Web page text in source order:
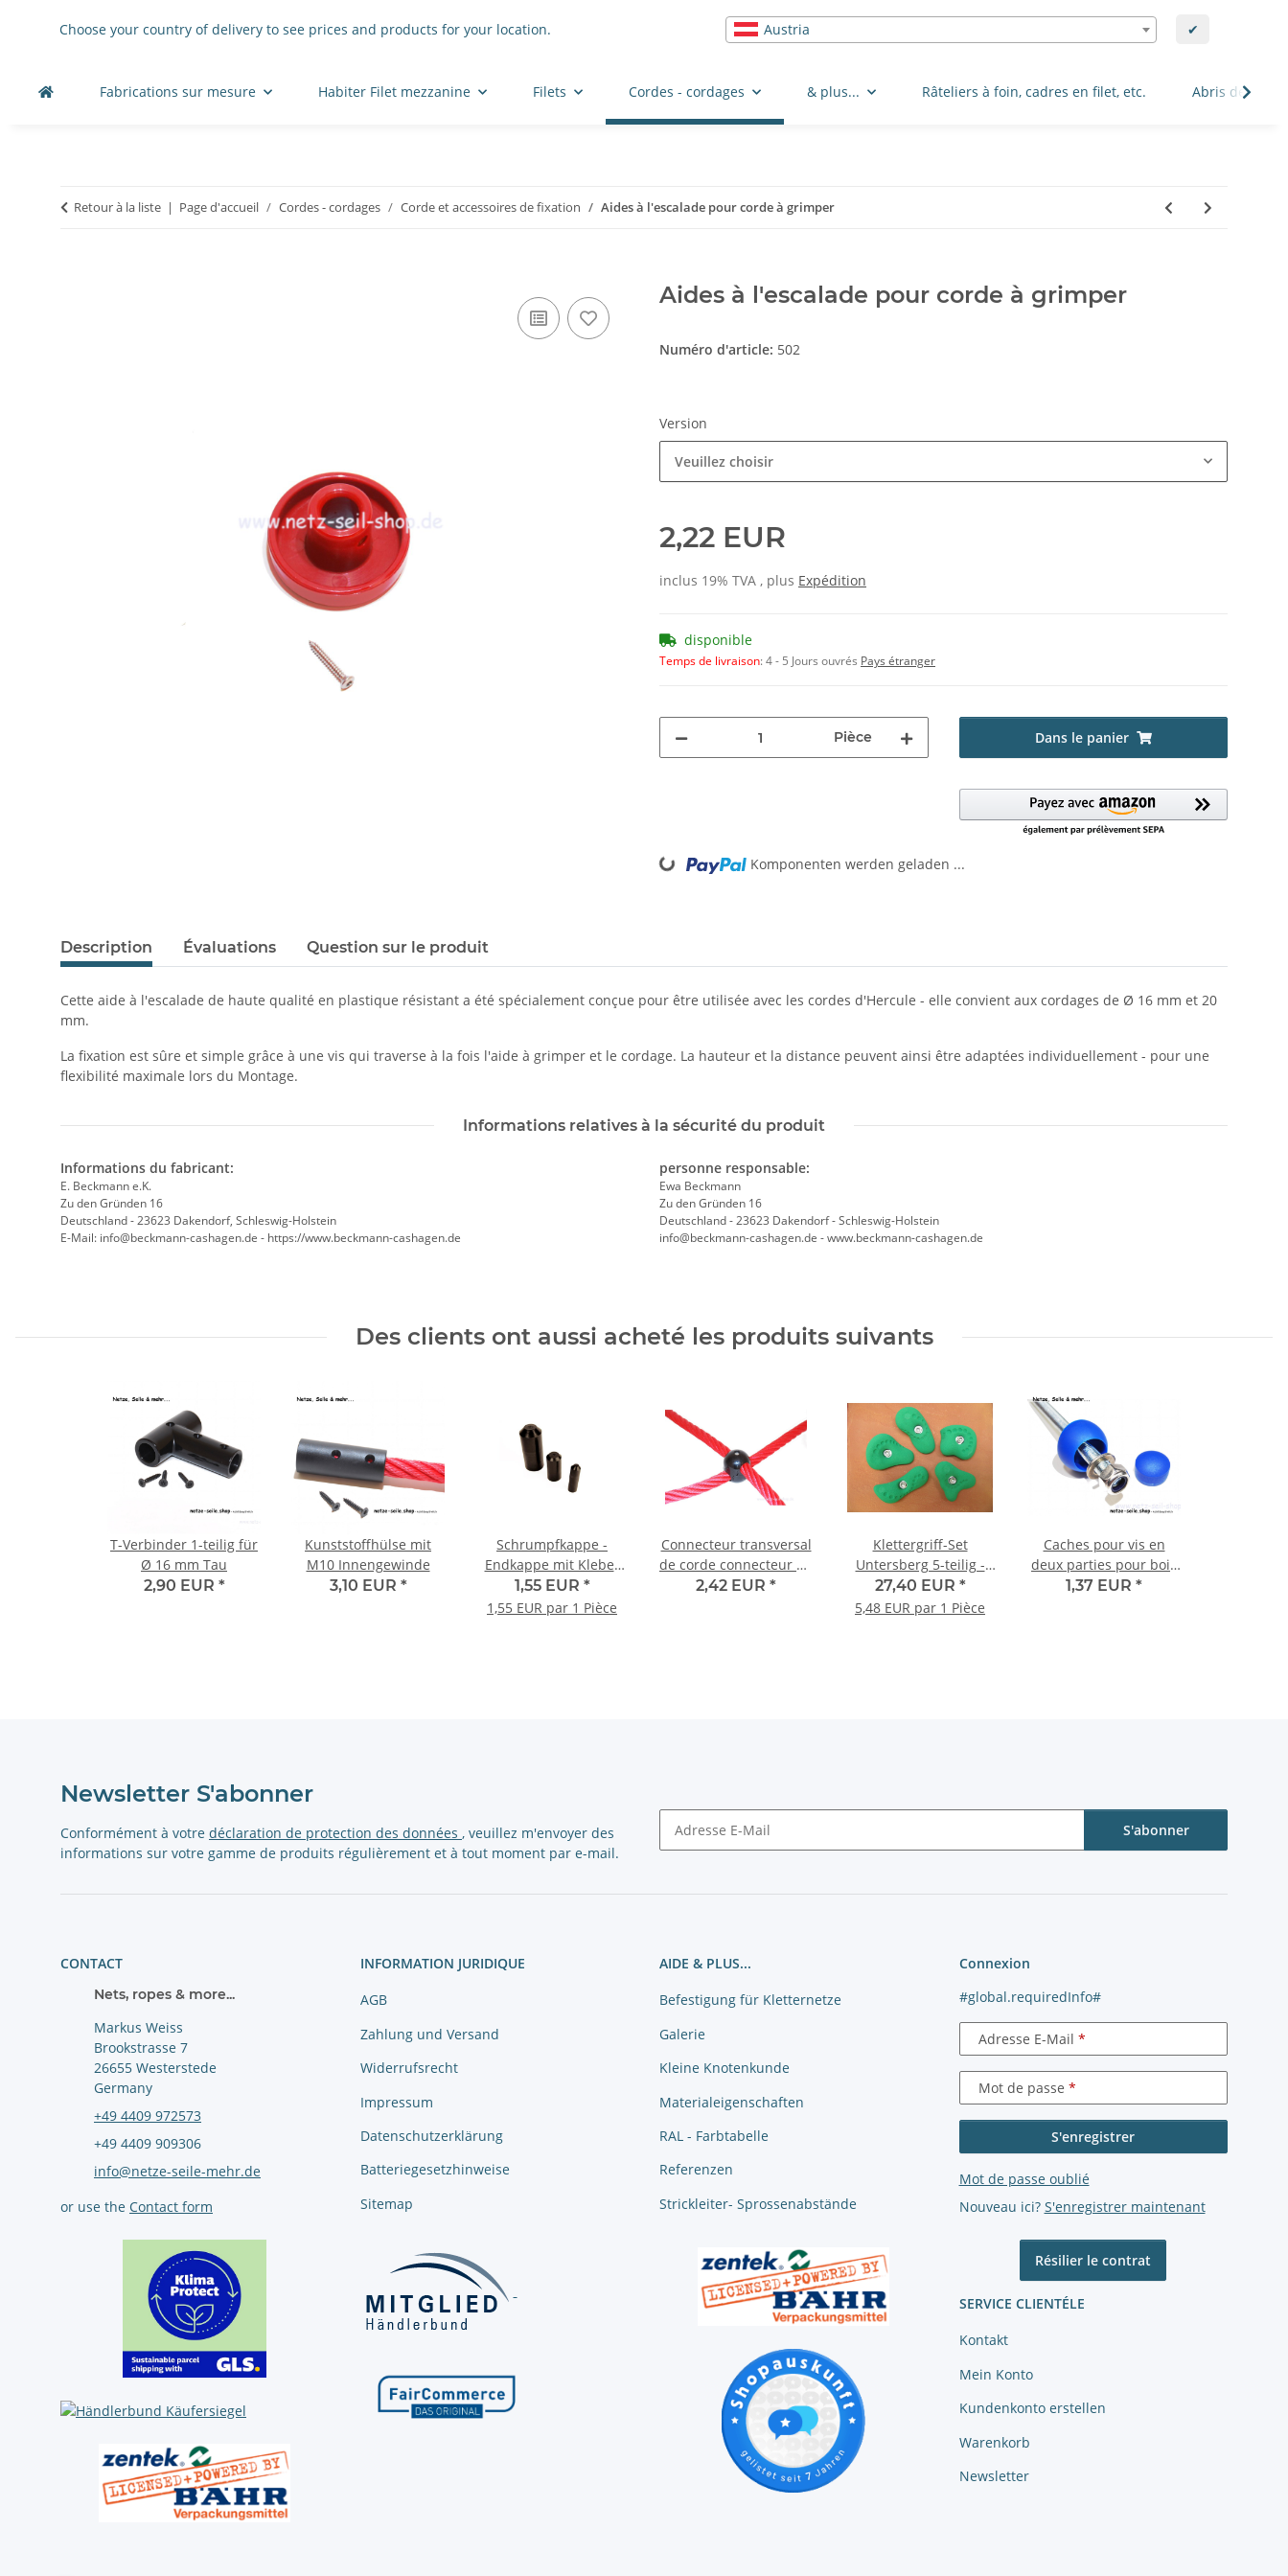
Choose your country of delivery to see prices and products for your location. Austria ✔
Fabrications sur mesure Habiter Filet mezzanine Filets Cordes - cordages & plus... Râteliers à foin, cadres en filet, etc. Abris de
Retour à la liste Page d'accueil Cordes - cordages Corde et accessoires de fixation Aides à l'escalade pour corde à grimper
Aides à l'escalade pour corde à grimper
Numéro d'article: 502
Version
Veuillez choisir
2,22 EUR
inclus 19% TVA , plus Expédition
disponible
Temps de livraison:4 - 5 Jours ouvrés Pays étranger
Pièce Dans le panier
Loading... Komponenten werden geladen ...
Description Évaluations Question sur le produit
Cette aide à l'escalade de haute qualité en plastique résistant a été spécialement conçue pour être utilisée avec les cordes d'Hercule - elle convient aux cordages de Ø 16 mm et 20
mm.
La fixation est sûre et simple grâce à une vis qui traverse à la fois l'aide à grimper et le cordage. La hauteur et la distance peuvent ainsi être adaptées individuellement - pour une
flexibilité maximale lors du Montage.
Informations relatives à la sécurité du produit
Informations du fabricant:
E. Beckmann e.K.
Zu den Gründen 16
Deutschland - 23623 Dakendorf, Schleswig-Holstein
E-Mail: info@beckmann-cashagen.de - https://www.beckmann-cashagen.de
personne responsable:
Ewa Beckmann
Zu den Gründen 16
Deutschland - 23623 Dakendorf - Schleswig-Holstein
info@beckmann-cashagen.de - www.beckmann-cashagen.de
Des clients ont aussi acheté les produits suivants
T-Verbinder 1-teilig für
Ø 16 mm Tau
2,90 EUR *
Kunststoffhülse mit
M10 Innengewinde
3,10 EUR *
Schrumpfkappe -
Endkappe mit Kleber
20,0 / 6,0
1,55 EUR *
1,55 EUR par 1 Pièce
Connecteur transversal
de corde connecteur de
nœud 2 pièces pour
2,42 EUR *
Klettergriff-Set
Untersberg 5-teilig -
versch. Farben
27,40 EUR *
5,48 EUR par 1 Pièce
Caches pour vis en
deux parties pour bois
rond
1,37 EUR *
Newsletter S'abonner
Conformément à votre déclaration de protection des données , veuillez m'envoyer des
informations sur votre gamme de produits régulièrement et à tout moment par e-mail.
S'abonner
CONTACT
Nets, ropes & more...
Markus Weiss
Brookstrasse 7
26655 Westerstede
Germany
+49 4409 972573
+49 4409 909306
info@netze-seile-mehr.de
or use the Contact form
INFORMATION JURIDIQUE
AGB
Zahlung und Versand
Widerrufsrecht
Impressum
Datenschutzerklärung
Batteriegesetzhinweise
Sitemap
AIDE & PLUS...
Befestigung für Kletternetze
Galerie
Kleine Knotenkunde
Materialeigenschaften
RAL - Farbtabelle
Referenzen
Strickleiter- Sprossenabstände
Connexion
#global.requiredInfo#
Adresse E-Mail
Mot de passe
S'enregistrer
Mot de passe oublié
Nouveau ici? S'enregistrer maintenant
Résilier le contrat
SERVICE CLIENTÉLE
Kontakt
Mein Konto
Kundenkonto erstellen
Warenkorb
Newsletter